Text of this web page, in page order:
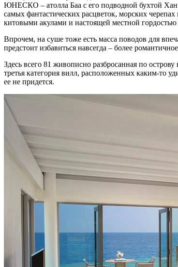
ЮНЕСКО – атолла Баа с его подводной бухтой
самых фантастических расцветок, морских
китовыми акулами и настоящей местной гордостью
Впрочем, на суше тоже есть масса поводов для
предстоит избавиться навсегда – более
Здесь всего 81 живописно разбросанная по
третья категория вилл, расположенных каким-то
ее не придется.